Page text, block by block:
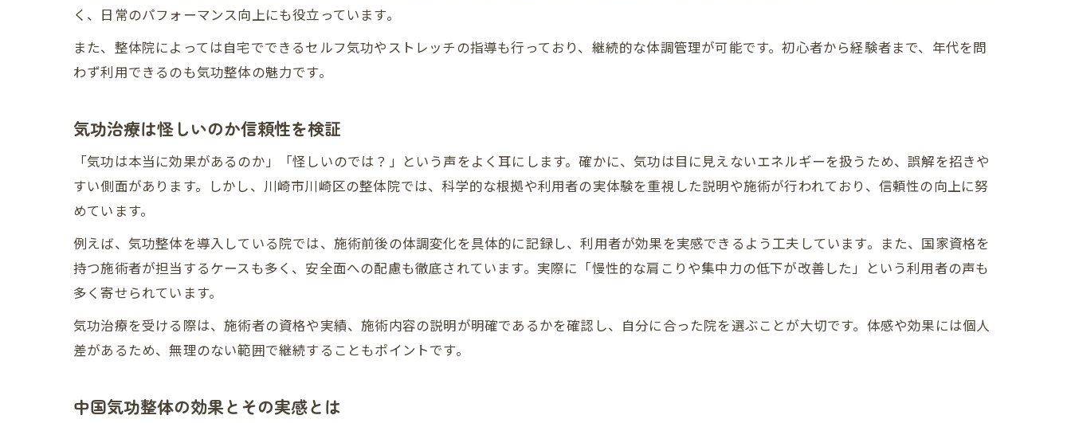
日常に活かせる気功のメリット一覧
く、日常のパフォーマンス向上にも役立っています。
また、整体院によっては自宅でできるセルフ気功やストレッチの指導も行っており、継続的な体調管理が可能です。初心者から経験者まで、年代を問
わず利用できるのも気功整体の魅力です。
気功治療は怪しいのか信頼性を検証
「気功は本当に効果があるのか」「怪しいのでは？」という声をよく耳にします。確かに、気功は目に見えないエネルギーを扱うため、誤解を招きや
すい側面があります。しかし、川崎市川崎区の整体院では、科学的な根拠や利用者の実体験を重視した説明や施術が行われており、信頼性の向上に努
めています。
例えば、気功整体を導入している院では、施術前後の体調変化を具体的に記録し、利用者が効果を実感できるよう工夫しています。また、国家資格を
持つ施術者が担当するケースも多く、安全面への配慮も徹底されています。実際に「慢性的な肩こりや集中力の低下が改善した」という利用者の声も
多く寄せられています。
気功治療を受ける際は、施術者の資格や実績、施術内容の説明が明確であるかを確認し、自分に合った院を選ぶことが大切です。体感や効果には個人
差があるため、無理のない範囲で継続することもポイントです。
中国気功整体の効果とその実感とは